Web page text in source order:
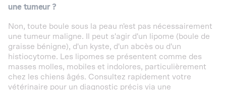
une tumeur ?
Non, toute boule sous la peau n'est pas nécessairement
une tumeur maligne. Il peut s'agir d'un lipome (boule de
graisse bénigne), d'un kyste, d'un abcès ou d'un
histiocytome. Les lipomes se présentent comme des
masses molles, mobiles et indolores, particulièrement
chez les chiens âgés. Consultez rapidement votre
vétérinaire pour un diagnostic précis via une